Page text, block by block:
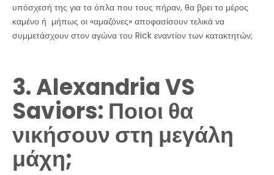
υπόσχεσή της για τα όπλα που τους πήραν, θα βρει το μέρος
καμένο ή μήπως οι «αμαζόνες» αποφασίσουν τελικά να
συμμετάσχουν στον αγώνα του Rick εναντίον των κατακτητών;
3. Alexandria VS
Saviors: Ποιοι θα
νικήσουν στη μεγάλη
μάχη;